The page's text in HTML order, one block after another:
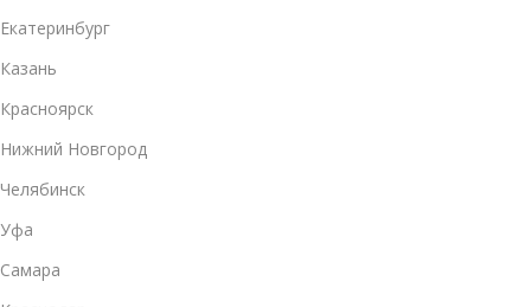
Екатеринбург
Казань
Красноярск
Нижний Новгород
Челябинск
Уфа
Самара